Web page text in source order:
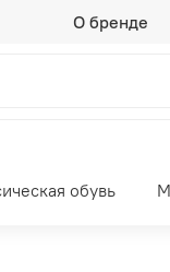
О бренде
обувь